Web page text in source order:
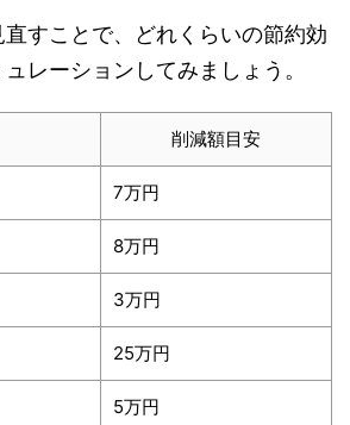
すことで、どれくらいの節約効
レーションしてみましょう。
削減額目安
7万円
8万円
3万円
25万円
5万円